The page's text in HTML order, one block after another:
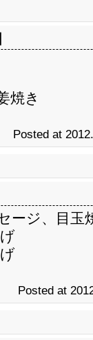
焼き
Posted at
ージ、目玉
Posted at